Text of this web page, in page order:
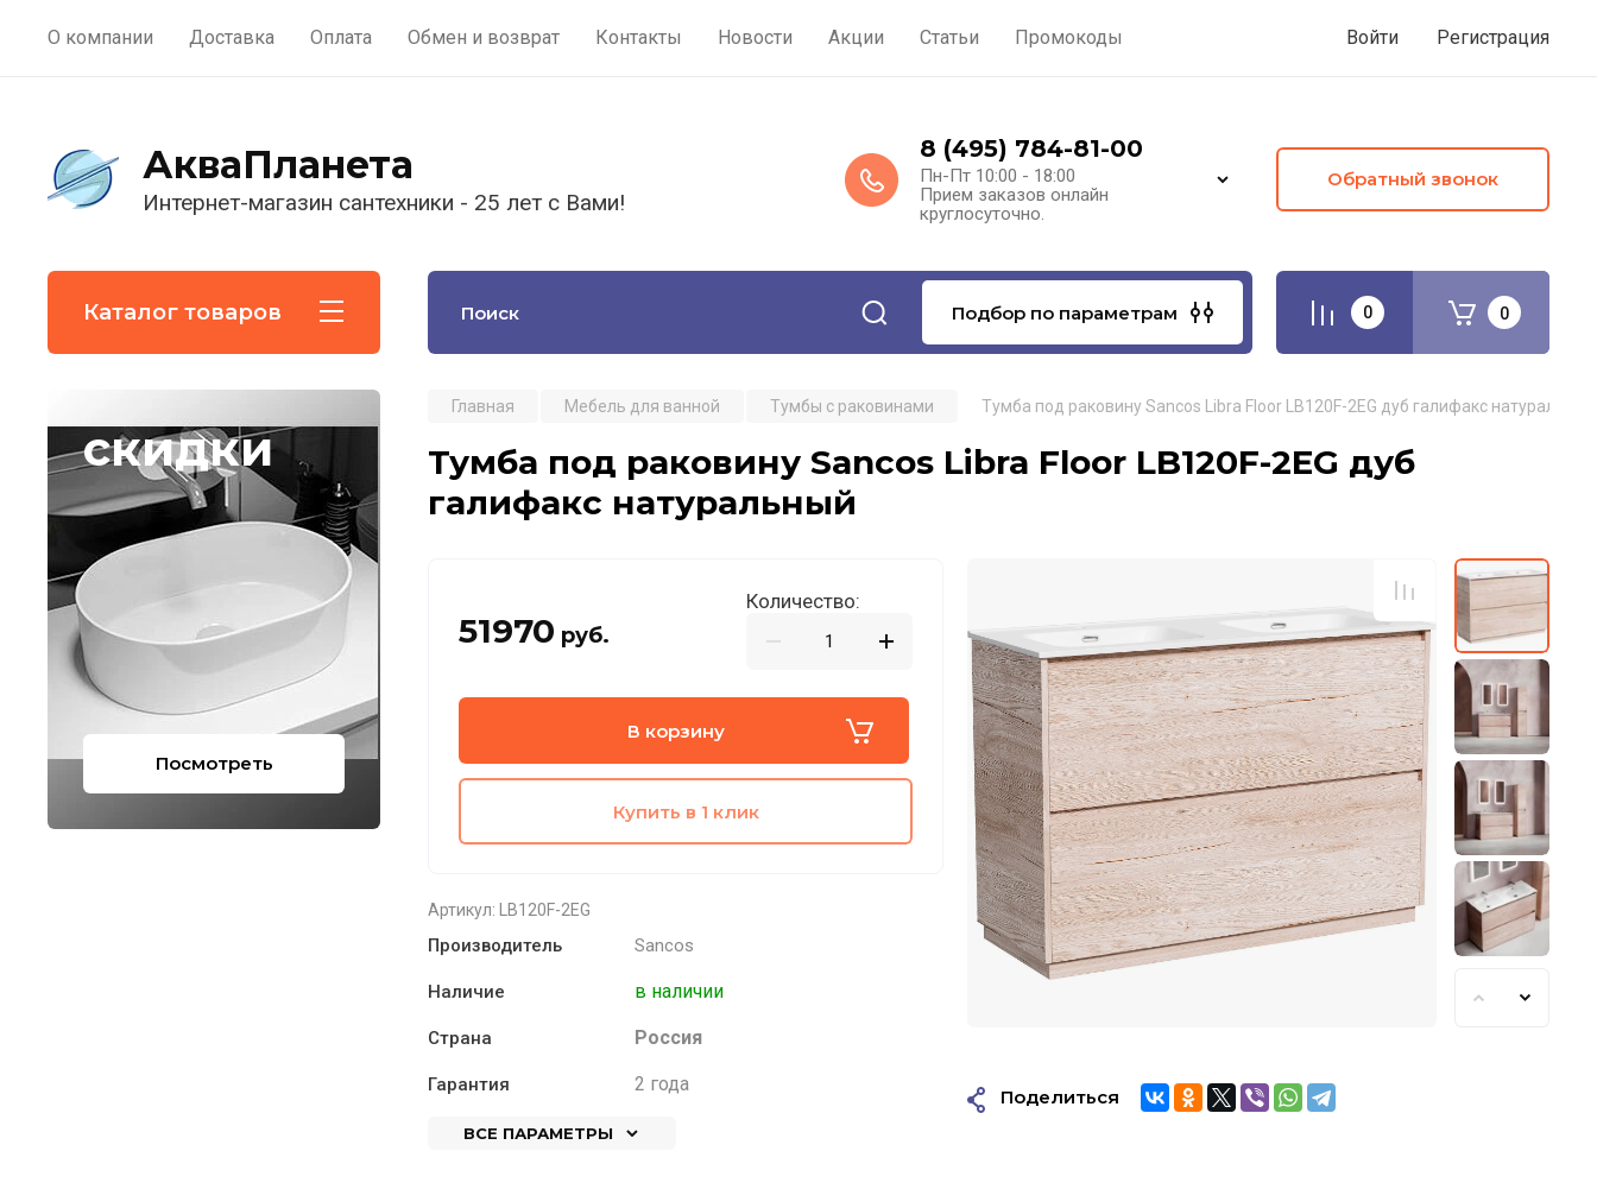
О компании Доставка Оплата Обмен и возврат Контакты Новости Акции Статьи Промокоды Войти Регистрация
АкваПланета
Интернет-магазин сантехники - 25 лет с Вами!
8 (495) 784-81-00
Пн-Пт 10:00 - 18:00
Прием заказов онлайн
круглосуточно.
Обратный звонок
Каталог товаров Подбор по параметрам 0 0
скидки
Посмотреть
Главная Мебель для ванной Тумбы с раковинами Тумба под раковину Sancos Libra Floor LB120F-2EG дуб галифакс натуральный
Тумба под раковину Sancos Libra Floor LB120F-2EG дуб
галифакс натуральный
51970 руб.
Количество:
В корзину
Купить в 1 клик
Артикул: LB120F-2EG
Производитель Sancos
Наличие в наличии
Страна Россия
Гарантия 2 года
ВСЕ ПАРАМЕТРЫ
Поделиться